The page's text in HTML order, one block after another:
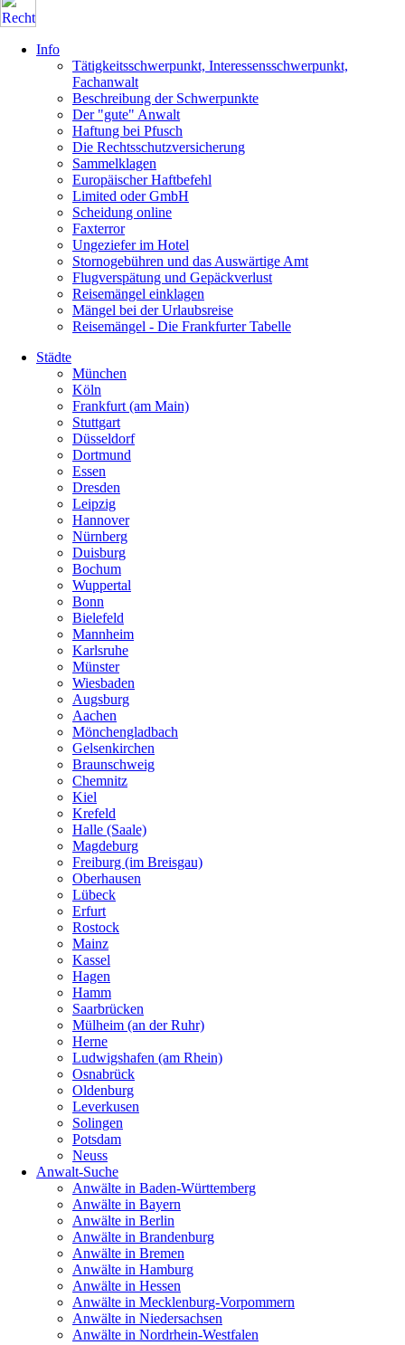
Info
Tätigkeitsschwerpunkt, Interessensschwerpunkt,
Fachanwalt
Beschreibung der Schwerpunkte
Der "gute" Anwalt
Haftung bei Pfusch
Die Rechtsschutzversicherung
Sammelklagen
Europäischer Haftbefehl
Limited oder GmbH
Scheidung online
Faxterror
Ungeziefer im Hotel
Stornogebühren und das Auswärtige Amt
Flugverspätung und Gepäckverlust
Reisemängel einklagen
Mängel bei der Urlaubsreise
Reisemängel - Die Frankfurter Tabelle
Städte
München
Köln
Frankfurt (am Main)
Stuttgart
Düsseldorf
Dortmund
Essen
Dresden
Leipzig
Hannover
Nürnberg
Duisburg
Bochum
Wuppertal
Bonn
Bielefeld
Mannheim
Karlsruhe
Münster
Wiesbaden
Augsburg
Aachen
Mönchengladbach
Gelsenkirchen
Braunschweig
Chemnitz
Kiel
Krefeld
Halle (Saale)
Magdeburg
Freiburg (im Breisgau)
Oberhausen
Lübeck
Erfurt
Rostock
Mainz
Kassel
Hagen
Hamm
Saarbrücken
Mülheim (an der Ruhr)
Herne
Ludwigshafen (am Rhein)
Osnabrück
Oldenburg
Leverkusen
Solingen
Potsdam
Neuss
Anwalt-Suche
Anwälte in Baden-Württemberg
Anwälte in Bayern
Anwälte in Berlin
Anwälte in Brandenburg
Anwälte in Bremen
Anwälte in Hamburg
Anwälte in Hessen
Anwälte in Mecklenburg-Vorpommern
Anwälte in Niedersachsen
Anwälte in Nordrhein-Westfalen